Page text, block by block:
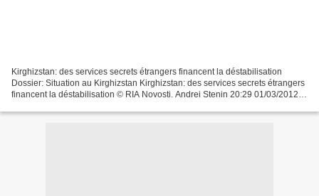
Kirghizstan: des services secrets étrangers financent la déstabilisation
Dossier: Situation au Kirghizstan Kirghizstan: des services secrets étrangers
financent la déstabilisation © RIA Novosti. Andrei Stenin 20:29 01/03/2012